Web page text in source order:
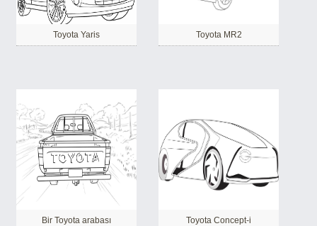
Toyota Yaris Toyota MR2
Bir Toyota arabası Toyota Concept-i